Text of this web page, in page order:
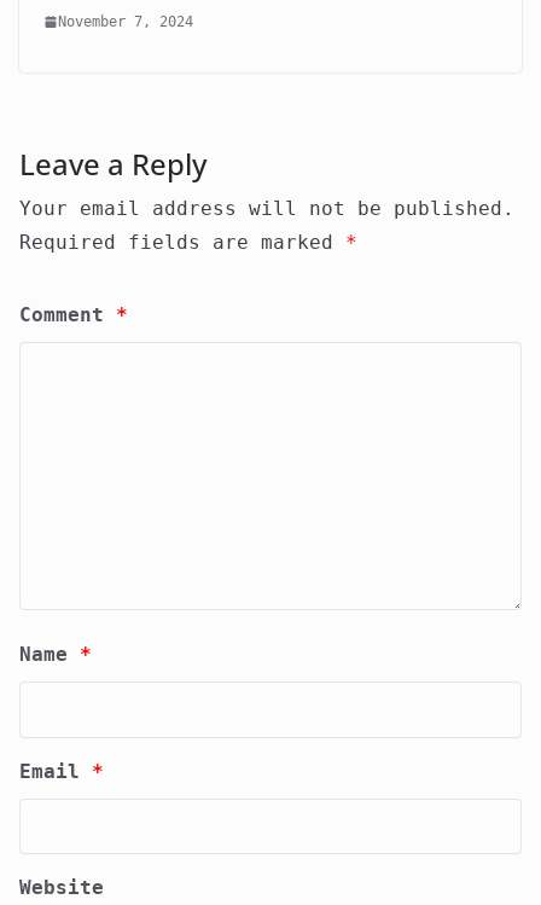
November 7, 2024
Leave a Reply
Your email address will not be published.
Required fields are marked *
Comment *
Name *
Email *
Website